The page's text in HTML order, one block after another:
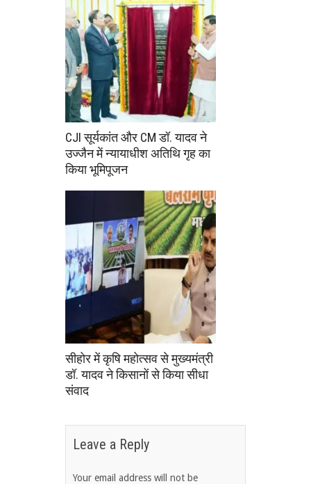
CJI सूर्यकांत और CM डॉ. यादव ने
उज्जैन में न्यायाधीश अतिथि गृह का
किया भूमिपूजन
सीहोर में कृषि महोत्सव से मुख्यमंत्री
डॉ. यादव ने किसानों से किया सीधा
संवाद
Leave a Reply
Your email address will not be